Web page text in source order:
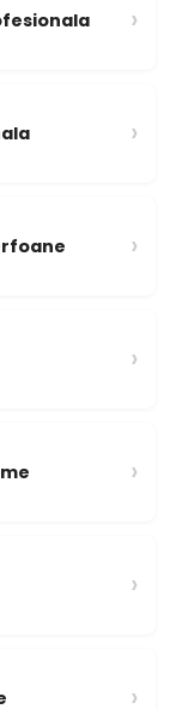
›
›
›
›
›
›
›